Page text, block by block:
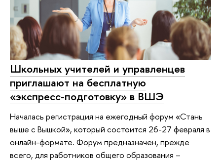
Школьных учителей и управленцев
приглашают на бесплатную
«экспресс-подготовку» в ВШЭ
Началась регистрация на ежегодный форум «Стань
выше с Вышкой», который состоится 26-27 февраля в
онлайн-формате. Форум предназначен, прежде
всего, для работников общего образования –